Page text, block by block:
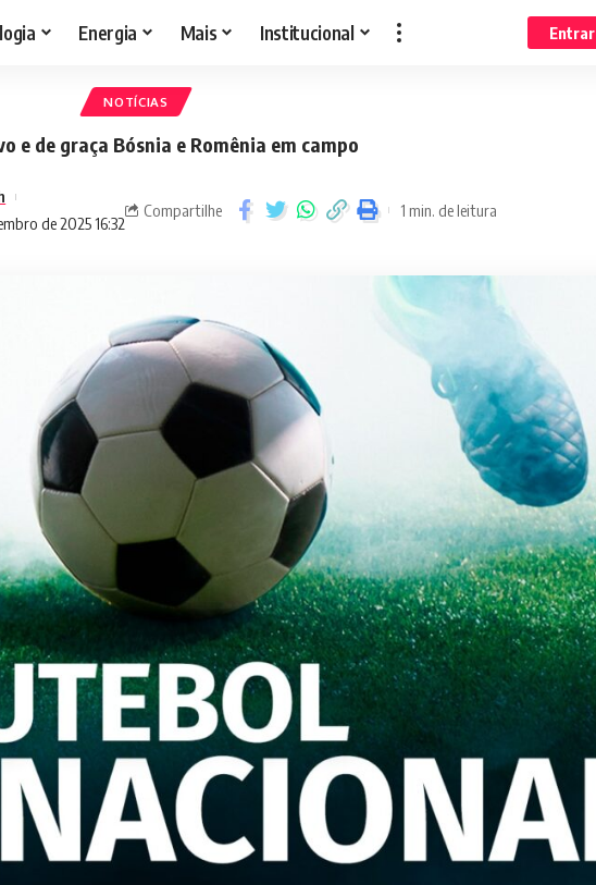
Energia Mais Institucional Entrar
NOTÍCIAS
e de graça Bósnia e Romênia em campo
de 2025 16:32
Compartilhe 1 min. de leitura